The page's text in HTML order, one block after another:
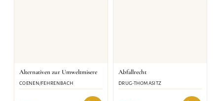
Alternativen zur Umweltmisere
COENEN/FEHRENBACH
Abfallrecht
DRUG-THOMASITZ